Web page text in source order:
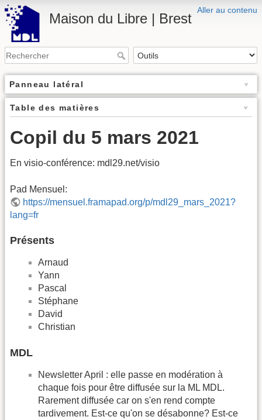
Aller au contenu
Maison du Libre | Brest
Panneau latéral
Table des matières
Copil du 5 mars 2021
En visio-conférence: mdl29.net/visio
Pad Mensuel:
https://mensuel.framapad.org/p/mdl29_mars_2021?
lang=fr
Présents
Arnaud
Yann
Pascal
Stéphane
David
Christian
MDL
Newsletter April : elle passe en modération à
chaque fois pour être diffusée sur la ML MDL.
Rarement diffusée car on s'en rend compte
tardivement. Est-ce qu'on se désabonne? Est-ce